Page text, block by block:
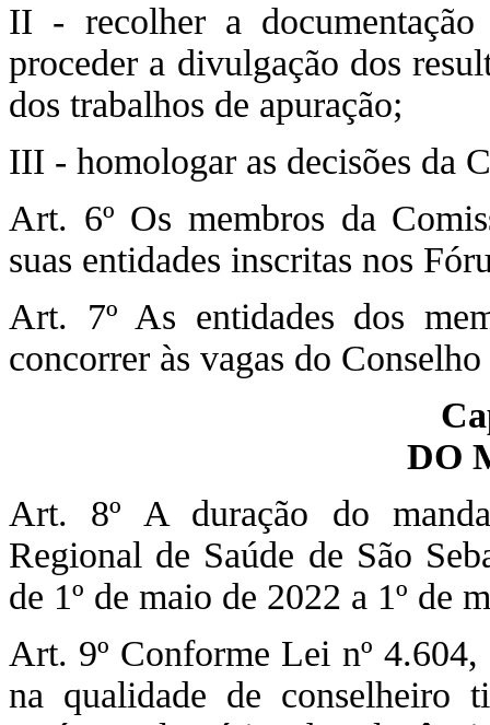
II - recolher a
proceder a divulgação dos
dos trabalhos de apuração;
III - homologar as decisões da
Art. 6º Os membros da
suas entidades inscritas nos
Art. 7º As entidades dos
concorrer às vagas do
DO
Art. 8º A duração do
Regional de Saúde de São
de 1º de maio de 2022 a 1º de
Art. 9º Conforme Lei nº
na qualidade de conselheiro